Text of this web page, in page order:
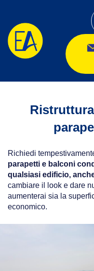
Richiedi
parapetti e balconi
qualsiasi edificio,
cambiare il look e dare
aumenterai sia la
economico.